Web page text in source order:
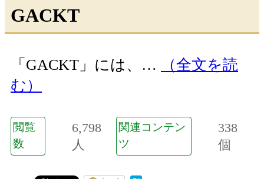
GACKT
「GACKT」には、…
（全文を読
む）
閲覧
数
6,798
人
関連コンテン
ツ
338
個